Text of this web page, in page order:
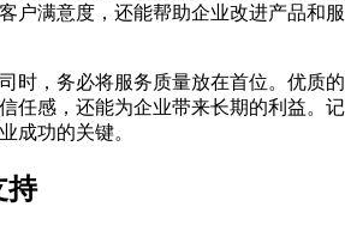
户满意度，还能帮助企业改进产品和服
时，务必将服务质量放在首位。优质的
任感，还能为企业带来长期的利益。记
成功的关键。
持